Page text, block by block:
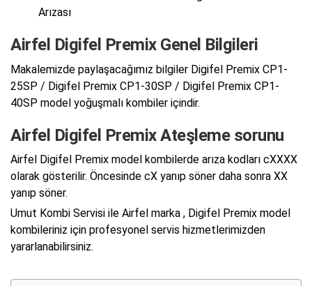
Arızası
Airfel Digifel Premix Genel Bilgileri
Makalemizde paylaşacağımız bilgiler Digifel Premix CP1-
25SP / Digifel Premix CP1-30SP / Digifel Premix CP1-
40SP model yoğuşmalı kombiler içindir.
Airfel Digifel Premix Ateşleme sorunu
Airfel Digifel Premix model kombilerde arıza kodları cXXXX
olarak gösterilir. Öncesinde cX yanıp söner daha sonra XX
yanıp söner.
Umut Kombi Servisi ile Airfel marka , Digifel Premix model
kombileriniz için profesyonel servis hizmetlerimizden
yararlanabilirsiniz.